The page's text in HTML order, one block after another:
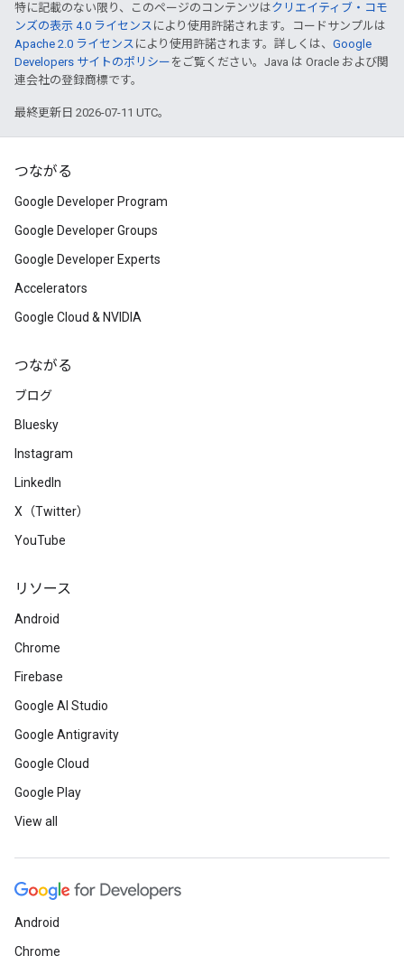
特に記載のない限り、このページのコンテンツはクリエイティブ・コモ
ンズの表示 4.0 ライセンス により使用許諾されます。コードサンプルは
Apache 2.0 ライセンス により使用許諾されます。詳しくは、 Google
Developers サイトのポリシー をご覧ください。Java は Oracle および関
連会社の登録商標です。
最終更新日 2026-07-11 UTC。
つながる
Google Developer Program
Google Developer Groups
Google Developer Experts
Accelerators
Google Cloud & NVIDIA
つながる
ブログ
Bluesky
Instagram
LinkedIn
X（Twitter）
YouTube
リソース
Android
Chrome
Firebase
Google AI Studio
Google Antigravity
Google Cloud
Google Play
View all
Android
Chrome